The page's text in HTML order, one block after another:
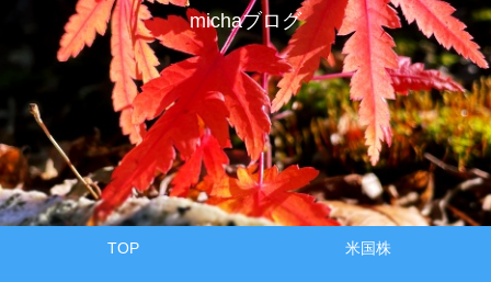
michaブログ
TOP 米国株